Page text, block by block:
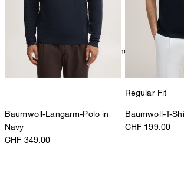
nicht reinigen
Weitere Pflegeinformationen finden Sie unter:
Baumwolle
Baumwoll-Langarm-Polo in
Navy
CHF 349.00
Regular Fit
Baumwoll-T-
CHF 199.00